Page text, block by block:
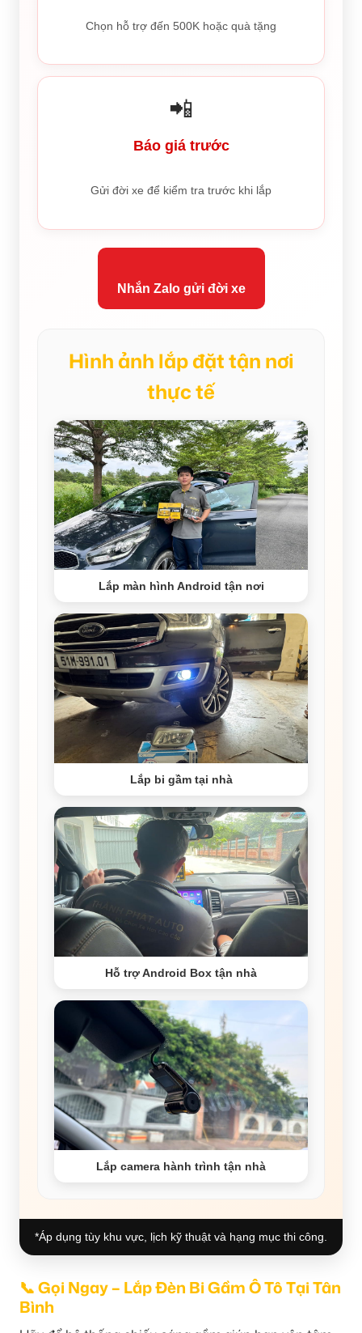
Chọn hỗ trợ đến 500K hoặc quà tặng
📲
Báo giá trước
Gửi đời xe để kiểm tra trước khi lắp
Nhắn Zalo gửi đời xe
Hình ảnh lắp đặt tận nơi
thực tế
Lắp màn hình Android tận nơi
Lắp bi gầm tại nhà
Hỗ trợ Android Box tận nhà
Lắp camera hành trình tận nhà
*Áp dụng tùy khu vực, lịch kỹ thuật và hạng mục thi công.
📞 Gọi Ngay – Lắp Đèn Bi Gầm Ô Tô Tại Tân
Bình